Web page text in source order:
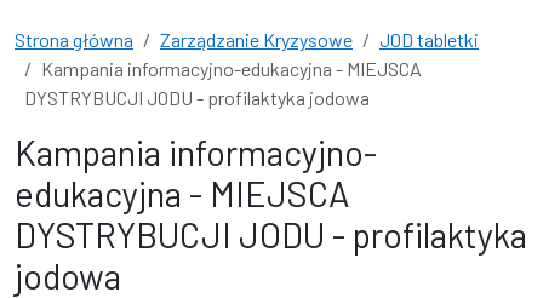
Strona główna Zarządzanie Kryzysowe
JOD tabletki
Kampania informacyjno-edukacyjna - MIEJSCA
DYSTRYBUCJI JODU - profilaktyka jodowa
Kampania informacyjno-
edukacyjna - MIEJSCA
DYSTRYBUCJI JODU - profilaktyka
jodowa